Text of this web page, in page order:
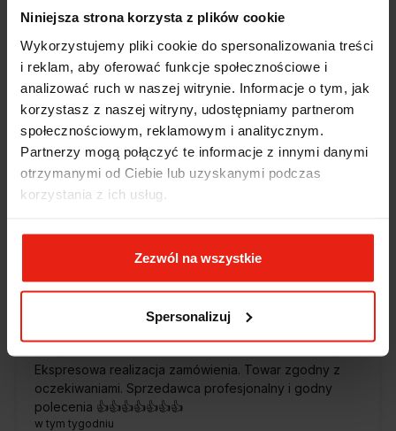
Niniejsza strona korzysta z plików cookie
Wykorzystujemy pliki cookie do spersonalizowania treści
i reklam, aby oferować funkcje społecznościowe i
analizować ruch w naszej witrynie. Informacje o tym, jak
korzystasz z naszej witryny, udostępniamy partnerom
społecznościowym, reklamowym i analitycznym.
Partnerzy mogą połączyć te informacje z innymi danymi
otrzymanymi od Ciebie lub uzyskanymi podczas
korzystania z ich usług.
Zezwól na wszystkie
Spersonalizuj
Marcin zweryfikowano
5
Polecam szybko sprawnie dobrze zapakowane
Zostałem świetnie obsłużony. Brawa dla pracowników.
wczoraj
w tym tygodniu
5
Ekspresowa realizacja zamówienia. Towar zgodny z
oczekiwaniami. Sprzedawca profesjonalny i godny
polecenia 👍️👍️👍️👍️👍️👍️👍️
w tym tygodniu